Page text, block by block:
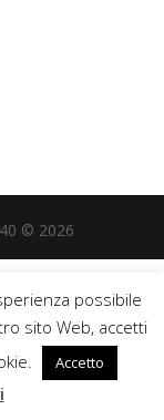
© 2026
possibile
sito Web, accetti
Accetto